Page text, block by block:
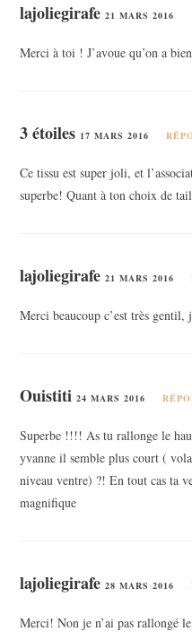
lajoliegirafe 21 MARS 2016
Merci à toi ! J’avoue qu’on a
3 étoiles 17 MARS 2016
Ce tissu est super joli, et
superbe! Quant à ton choix de
lajoliegirafe 21 MARS 2016
Merci beaucoup c’est très
Ouistiti 24 MARS 2016
Superbe !!!! As tu rallonge le
yvanne il semble plus court (
niveau ventre) ?! En tout cas ta
magnifique
lajoliegirafe 28 MARS 2016
Merci! Non je n’ai pas rallongé